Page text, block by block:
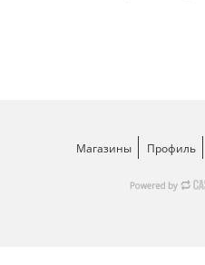
Магазины Профиль